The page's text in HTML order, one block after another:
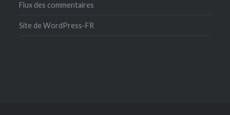
Flux des commentaires
Site de WordPress-FR